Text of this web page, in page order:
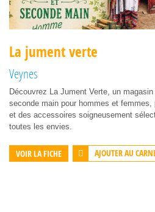
La jument verte
Veynes
Découvrez La Jument Verte, un
seconde main pour hommes et
et des accessoires soigneusement
toutes les envies.
VOIR LA FICHE AJOUTER AU